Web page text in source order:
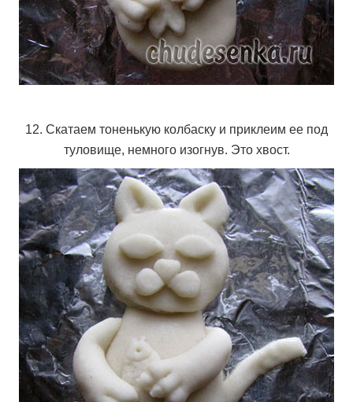
12. Скатаем тоненькую колбаску и приклеим ее под
туловище, немного изогнув. Это хвост.